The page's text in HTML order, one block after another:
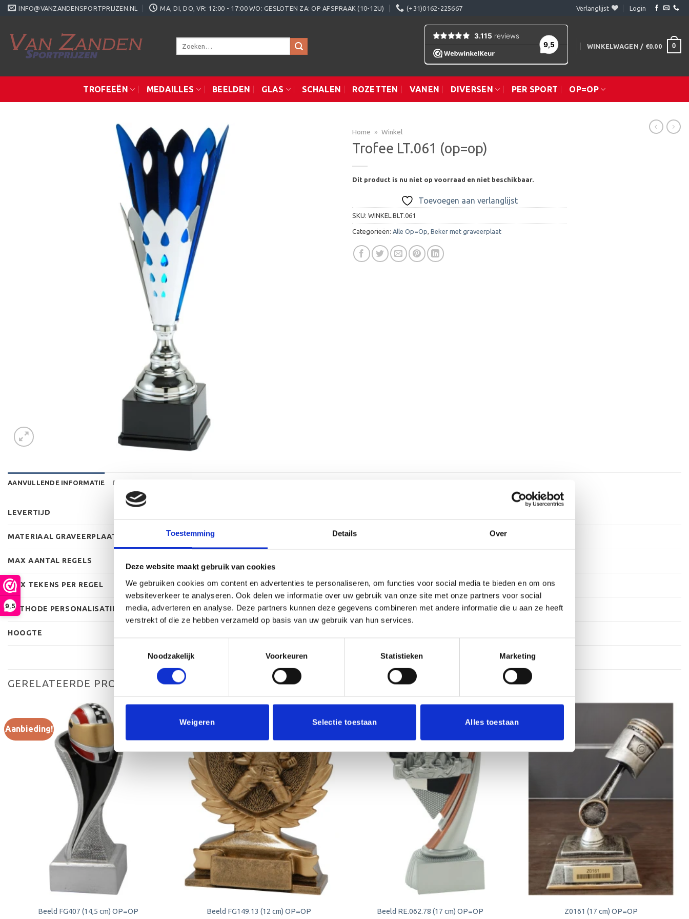
Toestemming Details Over
Deze website maakt gebruik van cookies
We gebruiken cookies om content en advertenties te personaliseren, om functies voor social media te bieden en om ons
websiteverkeer te analyseren. Ook delen we informatie over uw gebruik van onze site met onze partners voor social
media, adverteren en analyse. Deze partners kunnen deze gegevens combineren met andere informatie die u aan ze heeft
verstrekt of die ze hebben verzameld op basis van uw gebruik van hun services.
Noodzakelijk
Voorkeuren Statistieken Marketing
Weigeren Selectie toestaan Alles toestaan
9,5
Ga
INFO@VANZANDENSPORTPRIJZEN.NL MA, DI, DO, VR: 12:00 - 17:00 WO: GESLOTEN ZA: OP AFSPRAAK (10-12U) (+31)0162-225667 Verlanglijst Login
Zoeken
WINKELWAGEN / €0.00 0
TROFEEËN MEDAILLES BEELDEN GLAS SCHALEN ROZETTEN VANEN DIVERSEN PER SPORT OP=OP
Home » Winkel
Trofee LT.061 (op=op)
Dit product is nu niet op voorraad en niet beschikbaar.
Toevoegen aan verlanglijst
SKU: WINKEL.BLT.061
Categorieën: Alle Op=Op Beker met graveerplaat
AANVULLENDE INFORMATIE BEOORDELINGEN (0)
LEVERTIJD
MATERIAAL GRAVEERPLAAT
MAX AANTAL REGELS
MAX TEKENS PER REGEL 30 leestekens
METHODE PERSONALISATIE Graveren
HOOGTE
GERELATEERDE PRODUCTEN
Aanbieding!
Beeld FG407 (14,5 cm) OP=OP
Aanbieding!
aan
verlanglijst
Beeld FG149.13 (12 cm) OP=OP
verlanglijst
Beeld RE.062.78 (17 cm) OP=OP
Toevoegen
aan
verlanglijst
Z0161 (17 cm) OP=OP